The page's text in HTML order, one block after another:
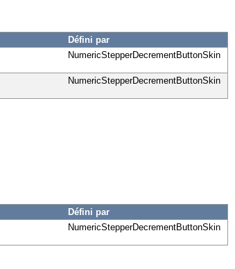
Défini par
NumericStepperDecrementButtonSkin
NumericStepperDecrementButtonSkin
Défini par
NumericStepperDecrementButtonSkin